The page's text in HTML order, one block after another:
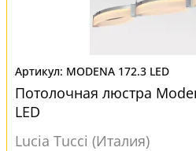
MODENA 172.3 LED
Потолочная люстра
LED
Lucia Tucci (Италия)